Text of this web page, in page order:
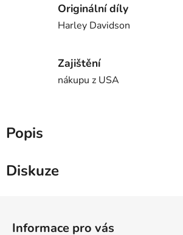
Originální díly
Harley Davidson
Zajištění
nákupu z USA
Popis
Diskuze
Informace pro vás